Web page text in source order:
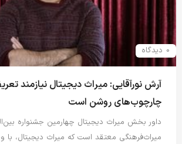
0 دیدگاه
آرش نورآقایی: میراث دیجیتال نیازمند
چارچوب‌های روشن است
داور بخش میراث دیجیتال چهارمین جشنواره
میراث‌فرهنگی معتقد است که میراث دیجیتال، با